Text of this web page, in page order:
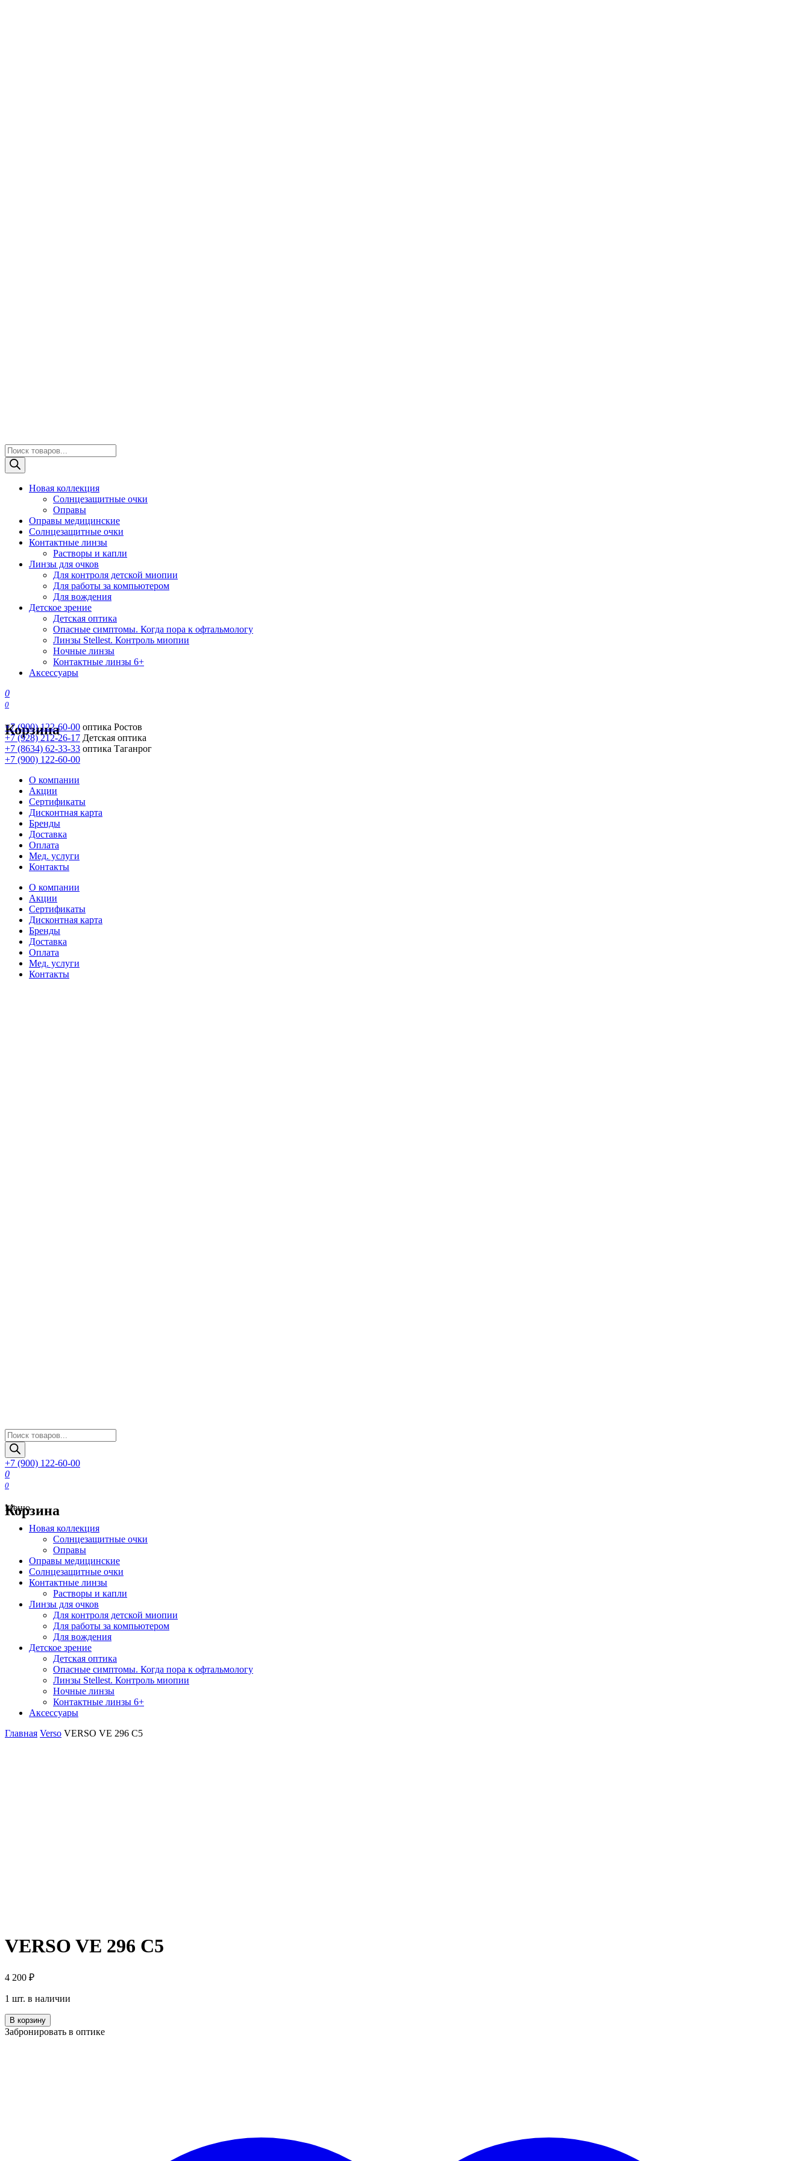
Поиск
товаров
Новая коллекция
Солнцезащитные очки
Оправы
Оправы медицинские
Солнцезащитные очки
Контактные линзы
Растворы и капли
Линзы для очков
Для контроля детской миопии
Для работы за компьютером
Для вождения
Детское зрение
Детская оптика
Опасные симптомы. Когда пора к офтальмологу
Линзы Stellest. Контроль миопии
Ночные линзы
Контактные линзы 6+
Аксессуары
0
0
Корзина
+7 (900) 122-60-00 оптика Ростов
+7 (928) 212-26-17 Детская оптика
+7 (8634) 62-33-33 оптика Таганрог
+7 (900) 122-60-00
О компании
Акции
Сертификаты
Дисконтная карта
Бренды
Доставка
Оплата
Мед. услуги
Контакты
О компании
Акции
Сертификаты
Дисконтная карта
Бренды
Доставка
Оплата
Мед. услуги
Контакты
Поиск
товаров
+7 (900) 122-60-00
0
0
Корзина
Меню
Новая коллекция
Солнцезащитные очки
Оправы
Оправы медицинские
Солнцезащитные очки
Контактные линзы
Растворы и капли
Линзы для очков
Для контроля детской миопии
Для работы за компьютером
Для вождения
Детское зрение
Детская оптика
Опасные симптомы. Когда пора к офтальмологу
Линзы Stellest. Контроль миопии
Ночные линзы
Контактные линзы 6+
Аксессуары
Главная Verso VERSO VE 296 C5
VERSO VE 296 C5
4 200 ₽
1 шт. в наличии
Количество
VERSO
В корзину
Забронировать в оптике